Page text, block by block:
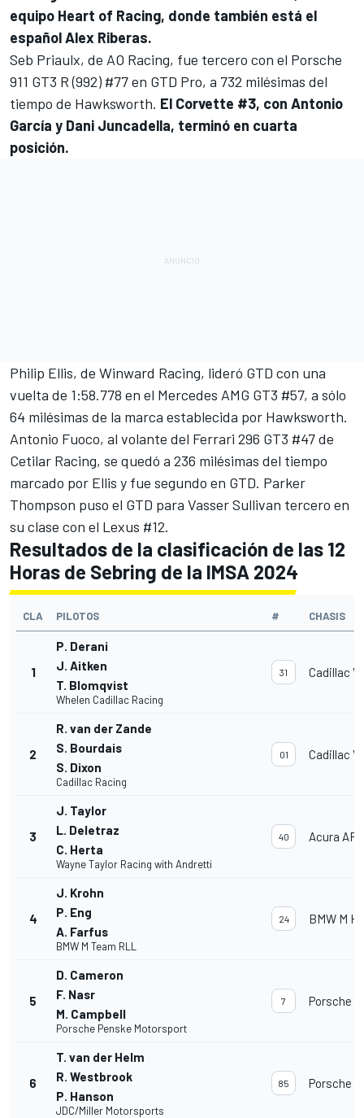
equipo Heart of Racing, donde también está el
españolAlex Riberas.
Seb Priaulx, de AO Racing, fue tercero con el Porsche
911 GT3 R (992) #77 en GTD Pro, a 732 milésimas del
tiempo de Hawksworth. El Corvette #3, con Antonio
García y Dani Juncadella, terminó en cuarta
posición.
Philip Ellis, de Winward Racing, lideró GTD con una
vuelta de 1:58.778 en el Mercedes AMG GT3 #57, a sólo
64 milésimas de la marca establecida por Hawksworth.
Antonio Fuoco, al volante del Ferrari 296 GT3 #47 de
Cetilar Racing, se quedó a 236 milésimas del tiempo
marcado por Ellis y fue segundo en GTD. Parker
Thompson puso el GTD para Vasser Sullivan tercero en
su clase con el Lexus #12.
Resultados de la clasificación de las 12
Horas de Sebring de la IMSA 2024
CLA PILOTOS # CHASIS
1
P. Derani
J. Aitken
T. Blomqvist
Whelen Cadillac Racing
31 Cadillac
2
R. van der Zande
S. Bourdais
S. Dixon
Cadillac Racing
01 Cadillac
3
J. Taylor
L. Deletraz
C. Herta
Wayne Taylor Racing with Andretti
40 Acura
4
J. Krohn
P. Eng
A. Farfus
BMW M Team RLL
24 BMW M
5
D. Cameron
F. Nasr
M. Campbell
Porsche Penske Motorsport
7 Porsche
6
T. van der Helm
R. Westbrook
P. Hanson
JDC/Miller Motorsports
85 Porsche